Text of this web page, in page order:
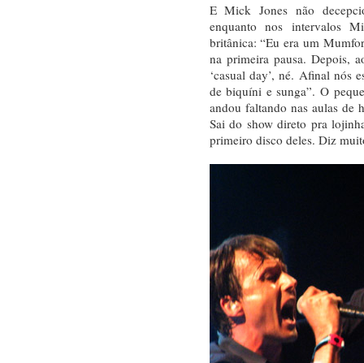
E Mick Jones não
enquanto nos intervalos
britânica: “Eu era um
na primeira pausa. Depois,
‘casual day’, né. Afinal nós
de biquíni e sunga”. O
andou faltando nas aulas de
Sai do show direto pra
primeiro disco deles. Diz